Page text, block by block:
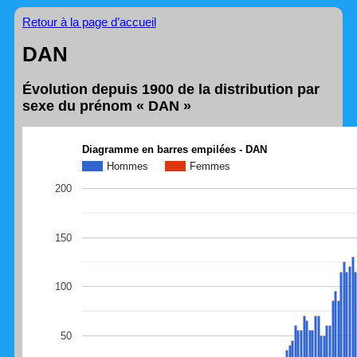
Retour à la page d’accueil
DAN
Évolution depuis 1900 de la distribution par
sexe du prénom « DAN »
Diagramme en barres empilées - DAN
Hommes
Femmes
50
100
150
200